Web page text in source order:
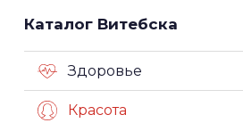
Каталог Витебска
Здоровье
Красота